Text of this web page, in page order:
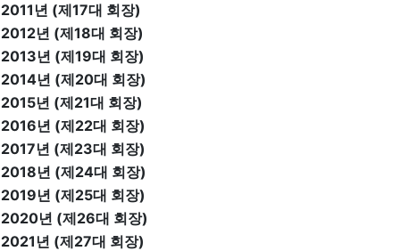
2011년 (제17대 회장)
2012년 (제18대 회장)
2013년 (제19대 회장)
2014년 (제20대 회장)
2015년 (제21대 회장)
2016년 (제22대 회장)
2017년 (제23대 회장)
2018년 (제24대 회장)
2019년 (제25대 회장)
2020년 (제26대 회장)
2021년 (제27대 회장)